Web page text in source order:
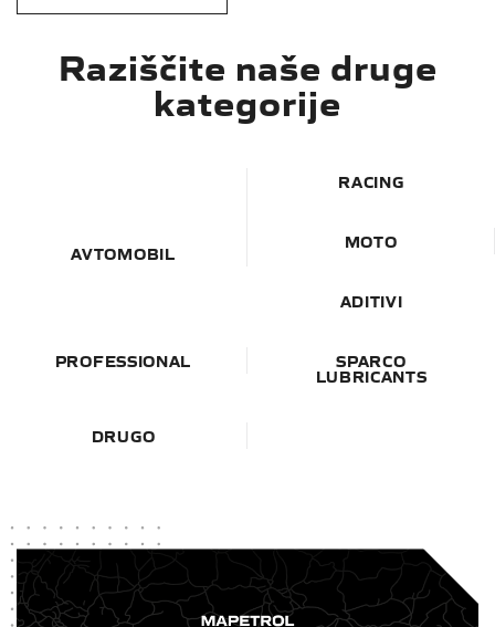
Raziščite naše druge
kategorije
AVTOMOBIL
RACING
MOTO
ADITIVI
PROFESSIONAL SPARCO
LUBRICANTS
DRUGO